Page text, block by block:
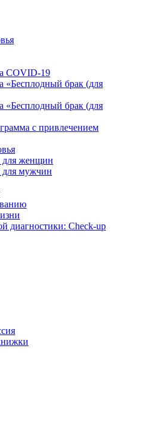
COVID-19
«Бесплодный брак (для
«Бесплодный брак (для
с привлечением
для женщин
для мужчин
диагностики: Check-up